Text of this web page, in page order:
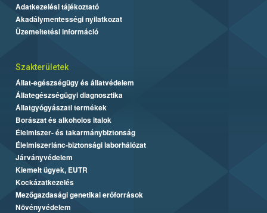
Adatkezelési tájékoztató
Akadálymentességi nyilatkozat
Üzemeltetési információ
Szakterületek
Állat-egészségügy és állatvédelem
Állategészségügyi diagnosztika
Állatgyógyászati termékek
Borászat és alkoholos italok
Élelmiszer- és takarmánybiztonság
Élelmiszerlánc-biztonsági laborhálózat
Járványvédelem
Kiemelt ügyek, EUTR
Kockázatkezelés
Mezőgazdasági genetikai erőforrások
Növényvédelem